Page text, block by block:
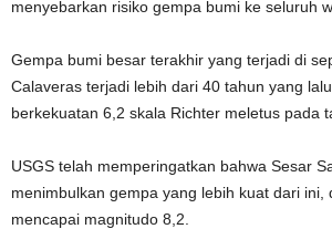
menyebarkan risiko gempa bumi ke seluruh
Gempa bumi besar terakhir yang terjadi di
Calaveras terjadi lebih dari 40 tahun yang
berkekuatan 6,2 skala Richter meletus pada
USGS telah memperingatkan bahwa Sesar
menimbulkan gempa yang lebih kuat dari ini,
mencapai magnitudo 8,2.